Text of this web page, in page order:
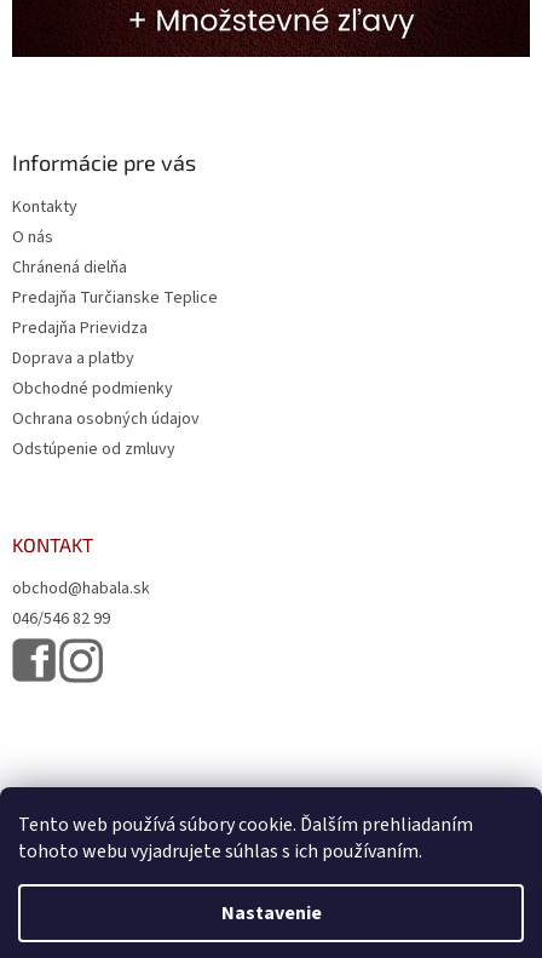
Tento web používá súbory cookie. Ďalším prehliadaním
tohoto webu vyjadrujete súhlas s ich používaním.
Nastavenie
Informácie pre vás
Kontakty
O nás
Chránená dielňa
Predajňa Turčianske Teplice
Predajňa Prievidza
Doprava a platby
Obchodné podmienky
Ochrana osobných údajov
Odstúpenie od zmluvy
KONTAKT
obchod@habala.sk
046/546 82 99